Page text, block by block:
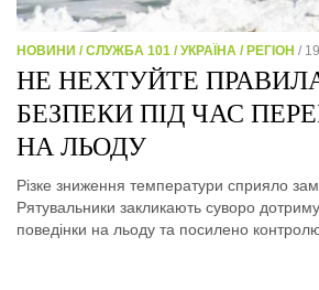
НОВИНИ / СЛУЖБА 101 / УКРАЇНА / РЕГІОН /
НЕ НЕХТУЙТЕ
БЕЗПЕКИ ПІД ЧАС
НА ЛЬОДУ
Різке зниження температури сприяло
Рятувальники закликають суворо
поведінки на льоду та посилено